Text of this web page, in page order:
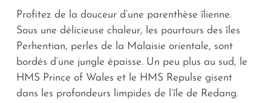
Profitez de la douceur d’une parenthèse îlienne.
Sous une délicieuse chaleur, les pourtours des îles
Perhentian, perles de la Malaisie orientale, sont
bordés d’une jungle épaisse. Un peu plus au sud, le
HMS Prince of Wales et le HMS Repulse gisent
dans les profondeurs limpides de l’île de Redang.